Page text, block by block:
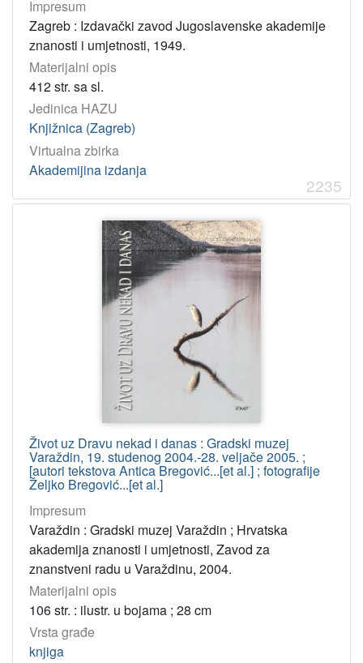
Impresum
Zagreb : Izdavački zavod Jugoslavenske akademije
znanosti i umjetnosti, 1949.
Materijalni opis
412 str. sa sl.
Jedinica HAZU
Knjižnica (Zagreb)
Virtualna zbirka
Akademijina izdanja
2235
Život uz Dravu nekad i danas : Gradski muzej
Varaždin, 19. studenog 2004.-28. veljače 2005. ;
[autori tekstova Antica Bregović...[et al.] ; fotografije
Željko Bregović...[et al.]
Impresum
Varaždin : Gradski muzej Varaždin ; Hrvatska
akademija znanosti i umjetnosti, Zavod za
znanstveni radu u Varaždinu, 2004.
Materijalni opis
106 str. : ilustr. u bojama ; 28 cm
Vrsta građe
knjiga